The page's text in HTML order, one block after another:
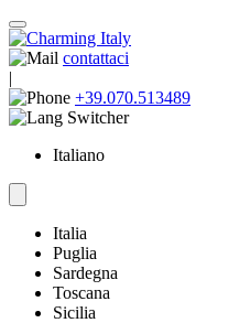
contattaci
|
+39.070.513489
Italiano
Italia
Puglia
Sardegna
Toscana
Sicilia